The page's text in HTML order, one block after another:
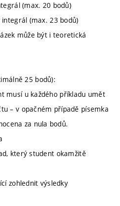
(max. 20 bodů)
(max. 23 bodů)
může být i teoretická
25 bodů):
musí u každého příkladu umět
– v opačném případě písemka
za nula bodů.
který student okamžitě
zohlednit výsledky